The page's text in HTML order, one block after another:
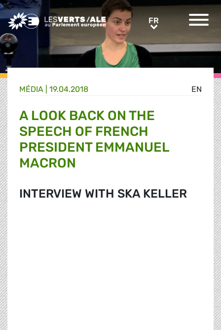
Greens/EFA Home FR
EN
MÉDIA 19.04.2018
A LOOK BACK ON THE
SPEECH OF FRENCH
PRESIDENT EMMANUEL
MACRON
INTERVIEW WITH SKA KELLER